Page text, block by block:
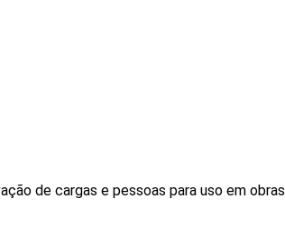
de cargas e pessoas para uso em obras